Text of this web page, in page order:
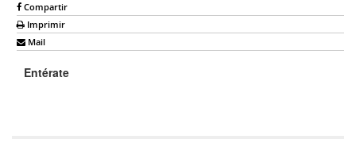
Compartir
Imprimir
Mail
Entérate